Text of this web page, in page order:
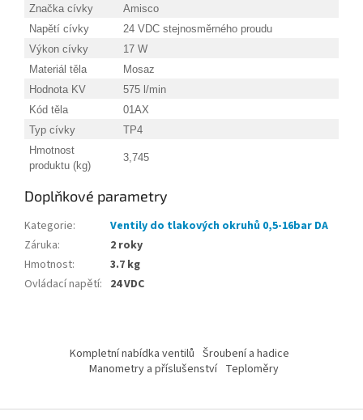
Značka cívky
Amisco
Napětí cívky
24 VDC stejnosměrného proudu
Výkon cívky
17 W
Materiál těla
Mosaz
Hodnota KV
575 l/min
Kód těla
01AX
Typ cívky
TP4
Hmotnost
produktu (kg)
3,745
Doplňkové parametry
Kategorie:
Ventily do tlakových okruhů 0,5-16bar DA
Záruka:
2 roky
Hmotnost:
3.7 kg
Ovládací napětí: 24 VDC
Kompletní nabídka ventilů Šroubení a hadice
Manometry a příslušenství Teploměry